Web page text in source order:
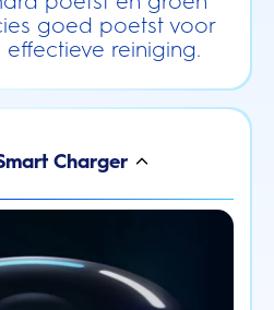
goed poetst voor
reiniging.
Charger